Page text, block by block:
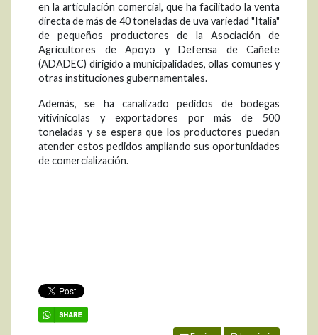
en la articulación comercial, que ha facilitado la venta
directa de más de 40 toneladas de uva variedad "Italia"
de pequeños productores de la Asociación de
Agricultores de Apoyo y Defensa de Cañete
(ADADEC) dirigido a municipalidades, ollas comunes y
otras instituciones gubernamentales.
Además, se ha canalizado pedidos de bodegas
vitivinícolas y exportadores por más de 500
toneladas y se espera que los productores puedan
atender estos pedidos ampliando sus oportunidades
de comercialización.